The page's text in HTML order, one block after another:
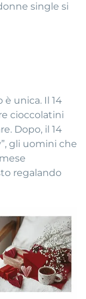
single si
è unica. Il 14
cioccolatini
Dopo, il 14
gli uomini che
regalando